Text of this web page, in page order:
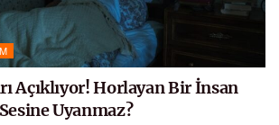
Açıklıyor! Horlayan Bir İnsan
Uyanmaz?